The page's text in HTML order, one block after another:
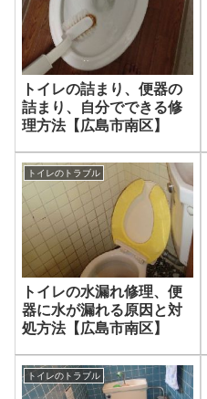
トイレの詰まり、便器の
詰まり、自分でできる修
理方法【広島市南区】
トイレのトラブル
トイレの水漏れ修理、便
器に水が漏れる原因と対
処方法【広島市南区】
トイレのトラブル